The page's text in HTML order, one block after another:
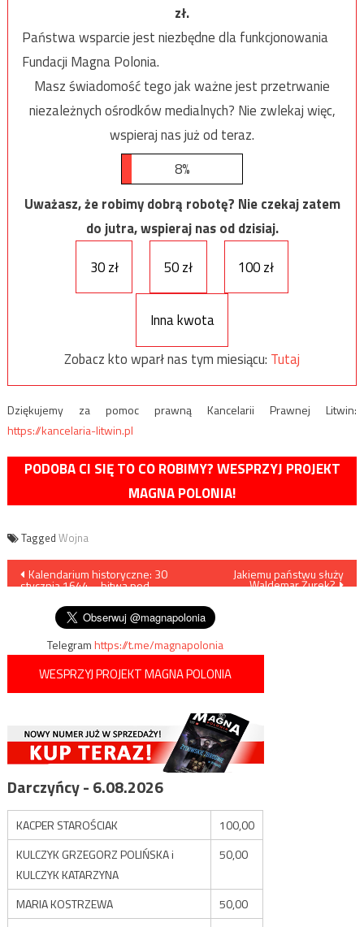
zł.
Państwa wsparcie jest niezbędne dla funkcjonowania
Fundacji Magna Polonia.
Masz świadomość tego jak ważne jest przetrwanie
niezależnych ośrodków medialnych? Nie zwlekaj więc,
wspieraj nas już od teraz.
8%
Uważasz, że robimy dobrą robotę? Nie czekaj zatem
do jutra, wspieraj nas od dzisiaj.
30 zł
50 zł 100 zł
Inna kwota
Zobacz kto wparł nas tym miesiącu: Tutaj
Dziękujemy za pomoc prawną Kancelarii Prawnej Litwin:
https://kancelaria-litwin.pl
PODOBA CI SIĘ TO CO ROBIMY? WESPRZYJ PROJEKT
MAGNA POLONIA!
Tagged Wojna
Nawigacja
wpisu
Kalendarium historyczne: 30
stycznia 1644 – bitwa pod
Jakiemu państwu służy
Waldemar Żurek?
Telegramhttps://t.me/magnapolonia
WESPRZYJ PROJEKT MAGNA POLONIA
Darczyńcy - 6.08.2026
KACPER STAROŚCIAK
100,00
KULCZYK GRZEGORZ POLIŃSKA i
KULCZYK KATARZYNA
50,00
MARIA KOSTRZEWA
50,00